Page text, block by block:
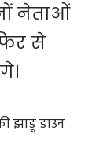
नेताओं
से
झाडू डाउन